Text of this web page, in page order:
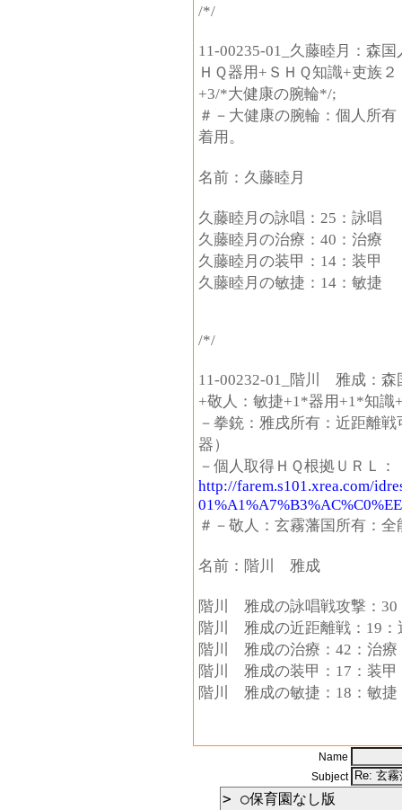
/*/
11-00235-01_久藤睦月：森
ＨＱ器用+ＳＨＱ知識+吏族
+3/*大健康の腕輪*/;
＃－大健康の腕輪：個人所
着用。
名前：久藤睦月
久藤睦月の詠唱：25：詠唱
久藤睦月の治療：40：治療
久藤睦月の装甲：14：装甲
久藤睦月の敏捷：14：敏捷
/*/
11-00232-01_階川 雅成：森
+敬人：敏捷+1*器用+1*知識
－拳銃：雅戌所有：近距離
器）
－個人取得ＨＱ根拠ＵＲＬ：
http://farem.s101.xrea.com/
＃－敬人：玄霧藩国所有：
名前：階川 雅成
階川 雅成の詠唱戦攻撃：30
階川 雅成の近距離戦：19：
階川 雅成の治療：42：治療
階川 雅成の装甲：17：装甲
階川 雅成の敏捷：18：敏捷
Name
Subject